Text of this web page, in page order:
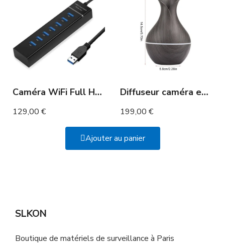
Caméra WiFi Full HD dans Hub USB
129,00 €
Diffuseur caméra espion WIFI détection de mouvement
199,00 €
Ajouter au panier
SLKON
Boutique de matériels de surveillance à Paris